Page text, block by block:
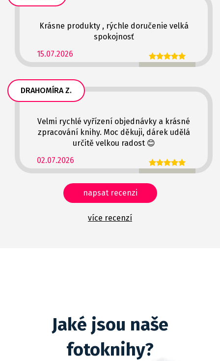
15.07.2026
Krásne produkty , rýchle doručenie velká
spokojnosť
DRAHOMÍRA Z.
02.07.2026
Velmi rychlé vyřízení objednávky a krásné
zpracování knihy. Moc děkuji, dárek udělá
určitě velkou radost 😊
napsat recenzi
více recenzí
Jaké jsou naše
fotoknihy?